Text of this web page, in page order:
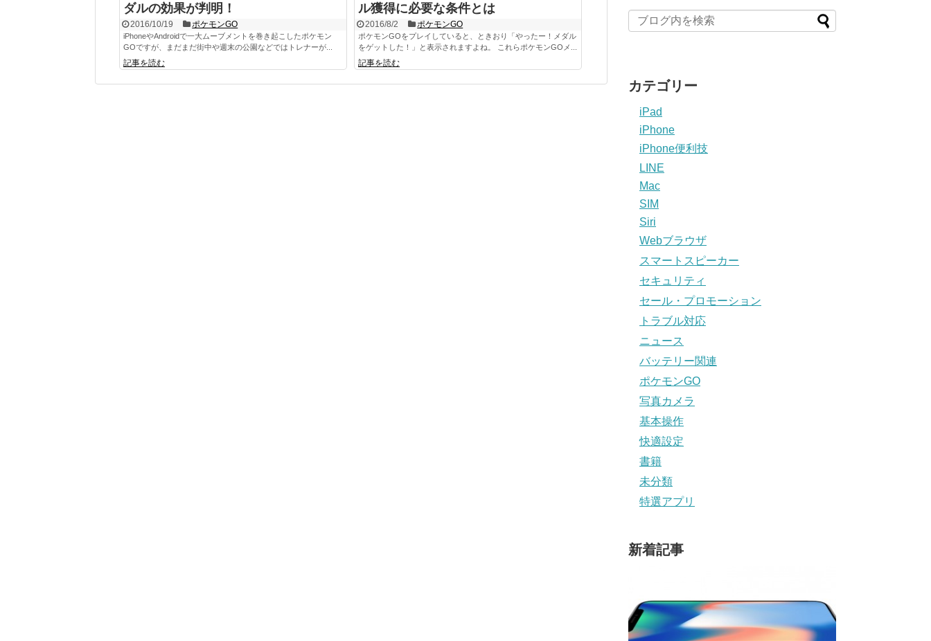
ダルの効果が判明！
2016/10/19 ポケモンGO
iPhoneやAndroidで一大ムーブメントを巻き起こしたポケモン
GOですが、まだまだ街中や週末の公園などではトレナーが...
記事を読む
ル獲得に必要な条件とは
2016/8/2 ポケモンGO
ポケモンGOをプレイしていると、ときおり「やったー！メダル
をゲットした！」と表示されますよね。 これらポケモンGOメ...
記事を読む
カテゴリー
iPad
iPhone
iPhone便利技
LINE
Mac
SIM
Siri
Webブラウザ
スマートスピーカー
セキュリティ
セール・プロモーション
トラブル対応
ニュース
バッテリー関連
ポケモンGO
写真カメラ
基本操作
快適設定
書籍
未分類
特選アプリ
新着記事